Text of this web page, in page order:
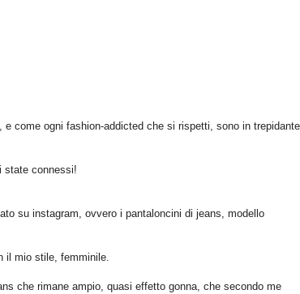
come ogni fashion-addicted che si rispetti, sono in trepidante
state connessi!
su instagram, ovvero i pantaloncini di jeans, modello
il mio stile, femminile.
che rimane ampio, quasi effetto gonna, che secondo me